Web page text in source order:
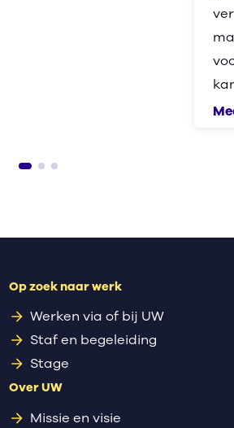
Op zoek naar werk
Werken via of bij UW
Staf en begeleiding
Stage
Over UW
Missie en visie